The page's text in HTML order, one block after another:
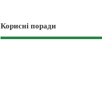
Корисні поради